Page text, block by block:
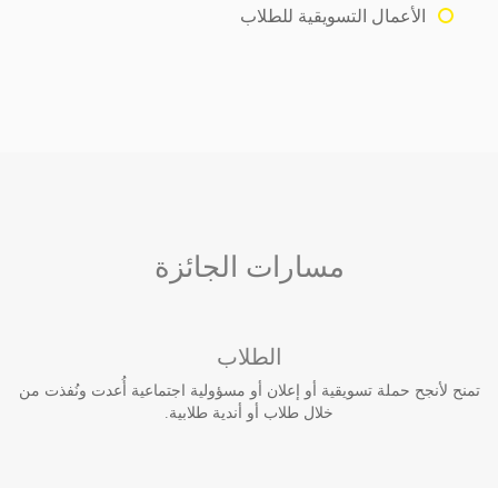
الأعمال التسويقية للطلاب
مسارات الجائزة
الطلاب
تمنح لأنجح حملة تسويقية أو إعلان أو مسؤولية اجتماعية أُعدت ونُفذت من
خلال طلاب أو أندية طلابية.